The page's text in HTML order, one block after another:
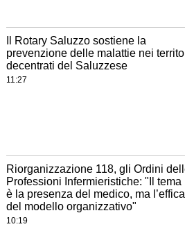
Il Rotary Saluzzo sostiene la
prevenzione delle malattie nei
decentrati del Saluzzese
11:27
Riorganizzazione 118, gli Ordini
Professioni Infermieristiche: "Il tema
è la presenza del medico, ma
del modello organizzativo"
10:19